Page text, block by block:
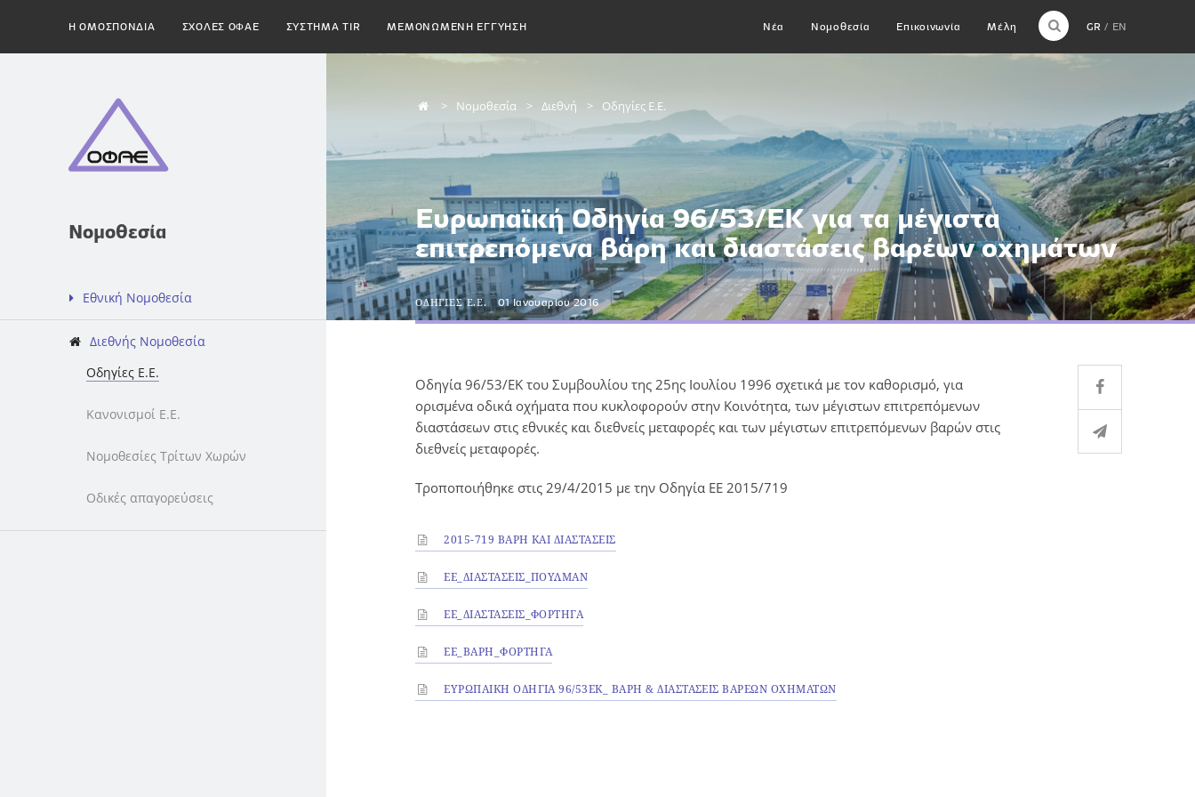
H ΟΜΟΣΠΟΝΔΙΑ ΣΧΟΛΕΣ ΟΦΑΕ ΣΥΣΤΗΜΑ TIR ΜΕΜΟΝΩΜΕΝΗ ΕΓΓΥΗΣΗ GR EN
Νέα Νομοθεσία Επικοινωνία Μέλη
Νομοθεσία
Εθνική Νομοθεσία
Διεθνής Νομοθεσία
Οδηγίες Ε.Ε.
Κανονισμοί Ε.Ε.
Νομοθεσίες Τρίτων Χωρών
Οδικές απαγορεύσεις
Νομοθεσία Διεθνή Οδηγίες Ε.Ε.
Ευρωπαϊκή Οδηγία 96/53/ΕΚ για τα μέγιστα
επιτρεπόμενα βάρη και διαστάσεις βαρέων οχημάτων
ΟΔΗΓΙΕΣ Ε.Ε. 01 Ιανουαρίου 2016
Οδηγία 96/53/ΕΚ του Συμβουλίου της 25ης Ιουλίου 1996 σχετικά με τον καθορισμό, για
ορισμένα οδικά οχήματα που κυκλοφορούν στην Κοινότητα, των μέγιστων επιτρεπόμενων
διαστάσεων στις εθνικές και διεθνείς μεταφορές και των μέγιστων επιτρεπόμενων βαρών στις
διεθνείς μεταφορές.
Τροποποιήθηκε στις 29/4/2015 με την Οδηγία ΕΕ 2015/719
2015-719 ΒΑΡΗ ΚΑΙ ΔΙΑΣΤΑΣΕΙΣ
ΕΕ_ΔΙΑΣΤΑΣΕΙΣ_ΠΟΥΛΜΑΝ
ΕΕ_ΔΙΑΣΤΑΣΕΙΣ_ΦΟΡΤΗΓΑ
ΕΕ_ΒΑΡΗ_ΦΟΡΤΗΓΑ
EΥΡΩΠΑΙΚΗ ΟΔΗΓΙΑ 96/53ΕΚ_ ΒΑΡΗ & ΔΙΑΣΤΑΣΕΙΣ ΒΑΡΕΩΝ ΟΧΗΜΑΤΩΝ